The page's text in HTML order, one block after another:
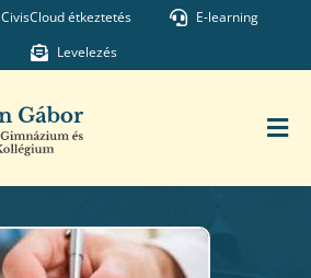
CivisCloud étkeztetés
E-learning
Levelezés